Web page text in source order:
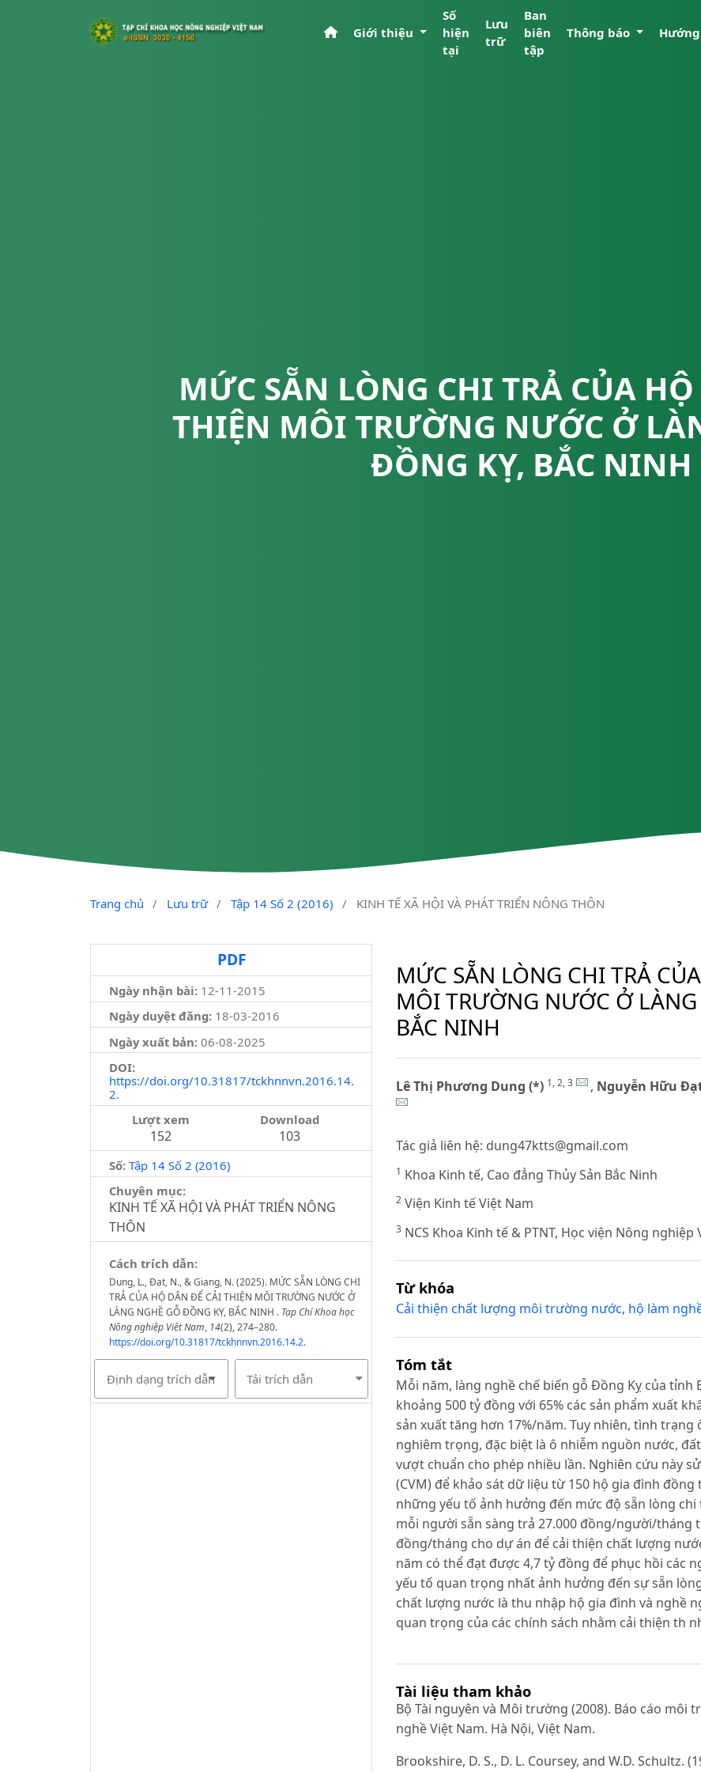
Giới thiệu
Số
hiện
tại
Lưu
trữ
Ban
biên
tập
Thông báo
MỨC SẴN LÒNG CHI TRẢ CỦA
THIỆN MÔI TRƯỜNG NƯỚC Ở
ĐỒNG KỴ, BẮC NINH
Trang chủ / Lưu trữ / Tập 14 Số 2 (2016) / KINH TẾ XÃ HỘI VÀ PHÁT TRIỂN NÔNG THÔN
PDF
Ngày nhận bài: 12-11-2015
Ngày duyệt đăng:18-03-2016
Ngày xuất bản: 06-08-2025
DOI:
https://doi.org/10.31817/tckhnnvn.2016.14.
2.
Lượt xem
152
Download
103
Số: Tập 14 Số 2 (2016)
Chuyên mục:
KINH TẾ XÃ HỘI VÀ PHÁT TRIỂN NÔNG
THÔN
Cách trích dẫn:
Dung, L., Đạt, N., & Giang, N. (2025). MỨC SẴN LÒNG CHI
TRẢ CỦA HỘ DÂN ĐỂ CẢI THIỆN MÔI TRƯỜNG NƯỚC Ở
LÀNG NGHỀ GỖ ĐỒNG KỴ, BẮC NINH . Tạp Chí Khoa học
Nông nghiệp Việt Nam, 14(2), 274–280.
https://doi.org/10.31817/tckhnnvn.2016.14.2.
Định dạng trích dẫn Tải trích dẫn
MỨC SẴN LÒNG CHI TRẢ
MÔI TRƯỜNG NƯỚC Ở
BẮC NINH
Lê Thị Phương Dung (*) 1, 2, 3 , Nguyễn Hữu
Tác giả liên hệ: dung47ktts@gmail.com
1 Khoa Kinh tế, Cao đẳng Thủy Sản Bắc Ninh
2 Viện Kinh tế Việt Nam
3 NCS Khoa Kinh tế & PTNT, Học viện Nông nghiệp
Từ khóa
Cải thiện chất lượng môi trường nước, hộ làm
Tóm tắt
Mỗi năm, làng nghề chế biến gỗ Đồng Kỵ của tỉnh
khoảng 500 tỷ đồng với 65% các sản phẩm xuất
sản xuất tăng hơn 17%/năm. Tuy nhiên, tình
nghiêm trọng, đặc biệt là ô nhiễm nguồn nước, đất
vượt chuẩn cho phép nhiều lần. Nghiên cứu này
(CVM) để khảo sát dữ liệu từ 150 hộ gia đình
những yếu tố ảnh hưởng đến mức độ sẵn lòng chi
mỗi người sẵn sàng trả 27.000 đồng/người/
đồng/tháng cho dự án để cải thiện chất lượng
năm có thể đạt được 4,7 tỷ đồng để phục hồi các
yếu tố quan trọng nhất ảnh hưởng đến sự sẵn
chất lượng nước là thu nhập hộ gia đình và nghề
quan trọng của các chính sách nhằm cải thiện th
Tài liệu tham khảo
Bộ Tài nguyên và Môi trường (2008). Báo cáo
nghề Việt Nam. Hà Nội, Việt Nam.
Brookshire, D. S., D. L. Coursey, and W.D. Schultz.